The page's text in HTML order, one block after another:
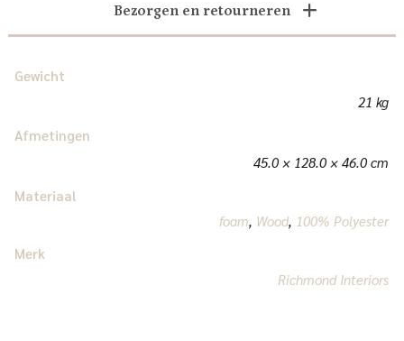
Bezorgen en retourneren
Gewicht
21 kg
Afmetingen
45.0 × 128.0 × 46.0 cm
Materiaal
foam, Wood, 100% Polyester
Merk
Richmond Interiors